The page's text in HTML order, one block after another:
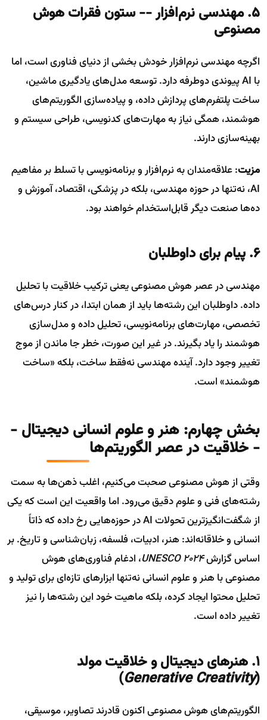
۵. مهندسی نرم‌افزار -- ستون فقرات هوش
مصنوعی
اگرچه مهندسی نرم‌افزار خودش بخشی از دنیای فناوری است، اما
با AI پیوندی دوطرفه دارد. توسعه مدل‌های یادگیری ماشین،
ساخت پلتفرم‌های پردازش داده، و پیاده‌سازی الگوریتم‌های
هوشمند، همگی نیاز به مهارت‌های کدنویسی، طراحی سیستم و
بهینه‌سازی دارند.
مزیت: علاقه‌مندان به نرم‌افزار و برنامه‌نویسی با تسلط بر مفاهیم
AI، نه‌تنها در حوزه مهندسی، بلکه در پزشکی، اقتصاد، آموزش و
ده‌ها صنعت دیگر قابل‌استخدام خواهند بود.
۶. پیام برای داوطلبان
مهندسی در عصر هوش مصنوعی یعنی ترکیب خلاقیت با تحلیل
داده. داوطلبان این رشته‌ها باید از همان ابتدا، در کنار درس‌های
تخصصی، مهارت‌های برنامه‌نویسی، تحلیل داده و مدل‌سازی
هوشمند را یاد بگیرند. در غیر این صورت، خطر جا ماندن از موج
تغییر وجود دارد. آینده مهندسی نه‌فقط ساخت، بلکه «ساخت
هوشمند» است.
بخش چهارم: هنر و علوم انسانی دیجیتال -
- خلاقیت در عصر الگوریتم‌ها
وقتی از هوش مصنوعی صحبت می‌کنیم، اغلب ذهن‌ها به سمت
رشته‌های فنی و علوم دقیق می‌رود. اما واقعیت این است که یکی
از شگفت‌انگیزترین تحولات AI در حوزه‌هایی رخ داده که ذاتاً
انسانی و خلاقانه‌اند: هنر، ادبیات، فلسفه، زبان‌شناسی و تاریخ. بر
اساس گزارشUNESCO 2024، ادغام فناوری‌های هوش
مصنوعی با هنر و علوم انسانی نه‌تنها ابزارهای تازه‌ای برای تولید و
تحلیل محتوا ایجاد کرده، بلکه ماهیت خود این رشته‌ها را نیز
تغییر داده است.
۱. هنرهای دیجیتال و خلاقیت مولد
(
Generative Creativity
)
الگوریتم‌های هوش مصنوعی اکنون قادرند تصاویر، موسیقی،